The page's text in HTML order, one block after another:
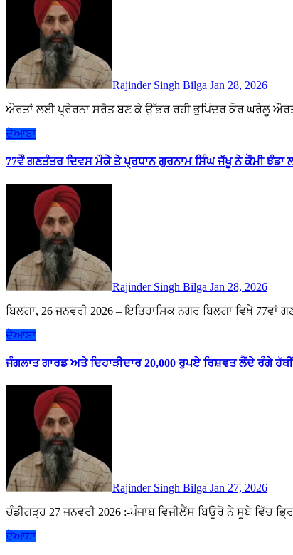
Rajinder Singh Bilga Jan 28, 2026
ਔਰਤਾਂ ਲਈ ਪ੍ਰੇਰਨਾ ਸਰੋਤ ਬਣ ਕੇ ਉੱਭਰ ਰਹੀ ਭੁਪਿੰਦਰ ਕੌਰ ਘਰੇਲੂ
ਦੋਆਬਾ
77ਵੇੰ ਗਣਤੰਤਰ ਦਿਵਸ ਮੌਕੇ ਤੇ ਪ੍ਰਧਾਨ ਗੁਰਨਾਮ ਸਿੰਘ ਜੱਖੂ ਨੇ ਕੌਮੀ ਝੰਡਾ
Rajinder Singh Bilga Jan 28, 2026
ਬਿਲਗਾ, 26 ਜਨਵਰੀ 2026 – ਇਤਿਹਾਸਿਕ ਨਗਰ ਬਿਲਗਾ ਵਿਖੇ
ਦੋਆਬਾ
ਜੰਗਲਾਤ ਗਾਰਡ ਅਤੇ ਦਿਹਾੜੀਦਾਰ 20,000 ਰੁਪਏ ਰਿਸ਼ਵਤ ਲੈਂਦੇ ਰੰਗੇ
Rajinder Singh Bilga Jan 27, 2026
ਚੰਡੀਗੜ੍ਹ 27 ਜਨਵਰੀ 2026 :-ਪੰਜਾਬ ਵਿਜੀਲੈਂਸ ਬਿਊਰੋ ਨੇ ਸੂਬੇ ਵਿੱਚ
ਦੋਆਬਾ